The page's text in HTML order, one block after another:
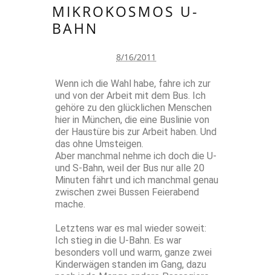
MIKROKOSMOS U-
BAHN
8/16/2011
Wenn ich die Wahl habe, fahre ich zur
und von der Arbeit mit dem Bus. Ich
gehöre zu den glücklichen Menschen
hier in München, die eine Buslinie von
der Haustüre bis zur Arbeit haben. Und
das ohne Umsteigen.
Aber manchmal nehme ich doch die U-
und S-Bahn, weil der Bus nur alle 20
Minuten fährt und ich manchmal genau
zwischen zwei Bussen Feierabend
mache.
Letztens war es mal wieder soweit:
Ich stieg in die U-Bahn. Es war
besonders voll und warm, ganze zwei
Kinderwägen standen im Gang, dazu